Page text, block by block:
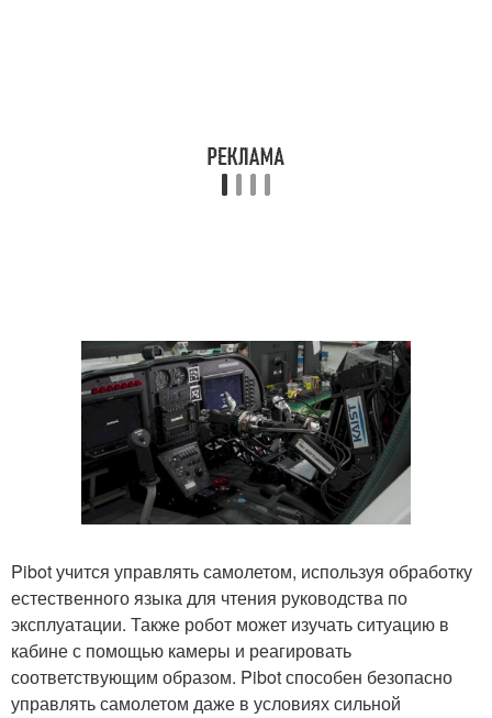
Pibot учится управлять самолетом, используя обработку
естественного языка для чтения руководства по
эксплуатации. Также робот может изучать ситуацию в
кабине с помощью камеры и реагировать
соответствующим образом. Pibot способен безопасно
управлять самолетом даже в условиях сильной